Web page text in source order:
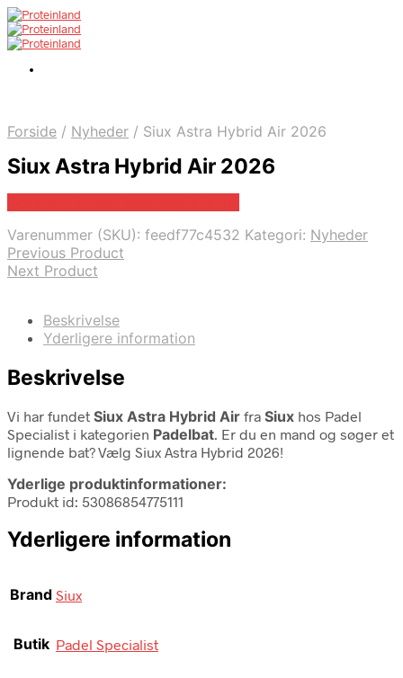
Forside / Nyheder / Siux Astra Hybrid Air 2026
Siux Astra Hybrid Air 2026
Varenummer (SKU): feedf77c4532 Kategori: Nyheder
Previous Product
Next Product
Beskrivelse
Yderligere information
Beskrivelse
Vi har fundet Siux Astra Hybrid Air fra Siux hos Padel
Specialist i kategorien Padelbat. Er du en mand og søger et
lignende bat? Vælg Siux Astra Hybrid 2026!
Yderlige produktinformationer:
Produkt id: 53086854775111
Yderligere information
Brand Siux
Butik Padel Specialist